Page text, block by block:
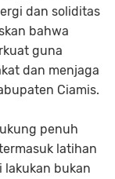
dan soliditas
bahwa
guna
dan menjaga
Ciamis.
penuh
latihan
lakukan bukan